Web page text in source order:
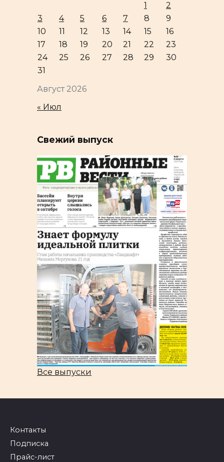
Август 2026
1
2
3
4 5 6 7 8
9
10
11 12 13 14 15
16
17
18 19 20 21 22
23
24
25 26 27 28 29
30
31
« Июл
Свежий выпуск
Все выпуски
Контакты
Подписка
Прайс-лист